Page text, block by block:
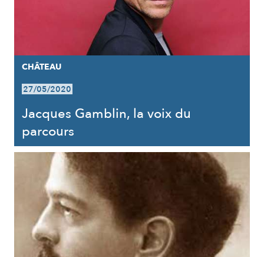
CHÂTEAU
27/05/2020
Jacques Gamblin, la voix du
parcours